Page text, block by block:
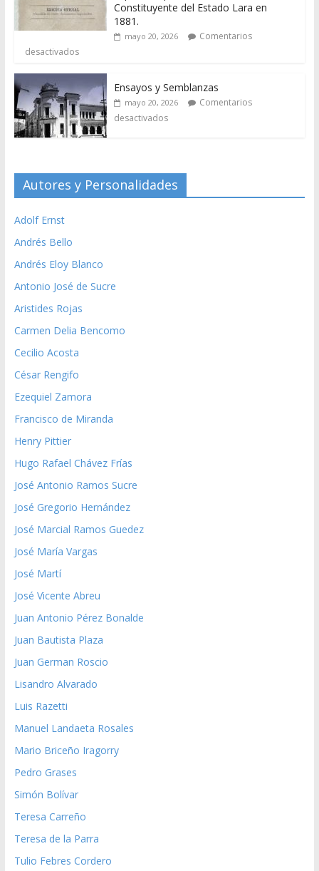
Constituyente del Estado Lara en
1881.
mayo 20, 2026
Comentarios
desactivados
Ensayos y Semblanzas
mayo 20, 2026
Comentarios
desactivados
Autores y Personalidades
Adolf Ernst
Andrés Bello
Andrés Eloy Blanco
Antonio José de Sucre
Aristides Rojas
Carmen Delia Bencomo
Cecilio Acosta
César Rengifo
Ezequiel Zamora
Francisco de Miranda
Henry Pittier
Hugo Rafael Chávez Frías
José Antonio Ramos Sucre
José Gregorio Hernández
José Marcial Ramos Guedez
José María Vargas
José Martí
José Vicente Abreu
Juan Antonio Pérez Bonalde
Juan Bautista Plaza
Juan German Roscio
Lisandro Alvarado
Luis Razetti
Manuel Landaeta Rosales
Mario Briceño Iragorry
Pedro Grases
Simón Bolívar
Teresa Carreño
Teresa de la Parra
Tulio Febres Cordero